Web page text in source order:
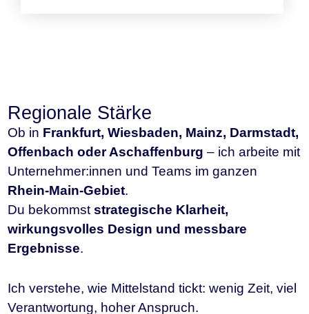
Regionale Stärke
Ob in Frankfurt, Wiesbaden, Mainz, Darmstadt,
Offenbach oder Aschaffenburg – ich arbeite mit
Unternehmer:innen und Teams im ganzen
Rhein-Main-Gebiet.
Du bekommststrategische Klarheit,
wirkungsvolles Design und messbare
Ergebnisse.
Ich verstehe, wie Mittelstand tickt: wenig Zeit, viel
Verantwortung, hoher Anspruch.